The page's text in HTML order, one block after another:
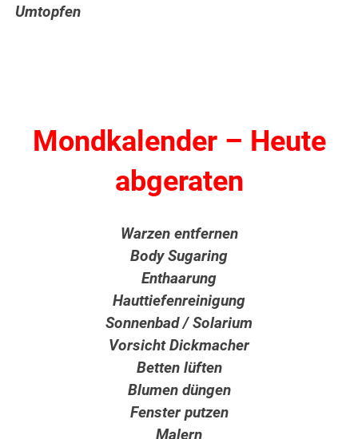
Umtopfen
Mondkalender – Heute
abgeraten
Warzen entfernen
Body Sugaring
Enthaarung
Hauttiefenreinigung
Sonnenbad / Solarium
Vorsicht Dickmacher
Betten lüften
Blumen düngen
Fenster putzen
Malern